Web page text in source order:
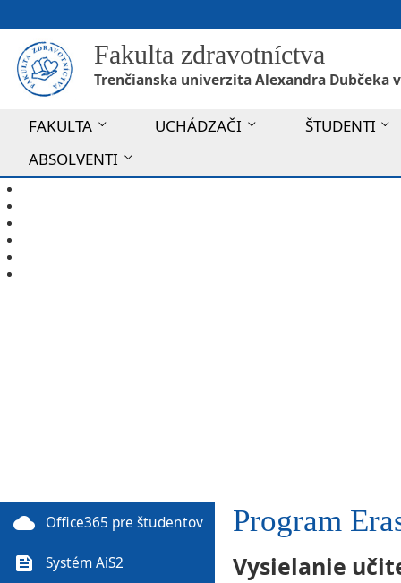
Fakulta zdravotníctva
Trenčianska univerzita Alexandra Dubčeka
FAKULTA UCHÁDZAČI
ŠTUDENTI
ABSOLVENTI
Program
Vysielanie
cloud Office365 pre študentov
feed Systém AiS2